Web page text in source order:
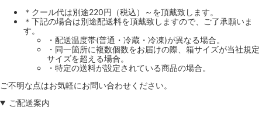
＊クール代は別途220円（税込）～を頂戴致します。
＊下記の場合は別途配送料を頂戴致しますので、ご了承願いま
す。
・配送温度帯(普通・冷蔵・冷凍)が異なる場合。
・同一箇所に複数個数をお届けの際、箱サイズが当社規定
サイズを超える場合。
・特定の送料が設定されている商品の場合。
ご不明な点はお気軽にお問い合わせください。
ご配送案内